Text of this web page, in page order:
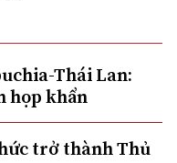
Thái Lan:
họp khẩn
trở thành Thủ